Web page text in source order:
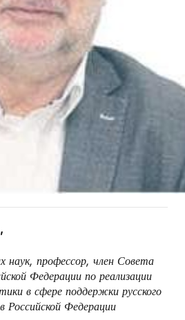
наук, профессор, член Совета
Федерации по реализации
в сфере поддержки русского
Российской Федерации